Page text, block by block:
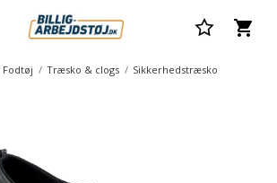
Fodtøj Træsko & clogs Sikkerhedstræsko